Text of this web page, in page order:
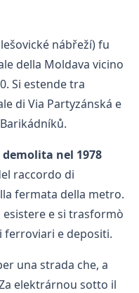
nábřeží) fu
della Moldava vicino
Si estende tra
di Via Partyzánská e
demolita nel 1978
raccordo di
fermata della metro.
e si trasformò
ferroviari e depositi.
una strada che, a
elektrárnou sotto il